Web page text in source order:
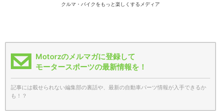
クルマ・バイクをもっと楽しくするメディア
Motorzのメルマガに登録して
モータースポーツの最新情報を！
記事には載せられない編集部の裏話や、最新の自動車パーツ情報が入手できるか
も！？